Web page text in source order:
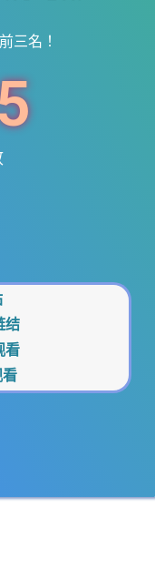
三名！
结
看
看